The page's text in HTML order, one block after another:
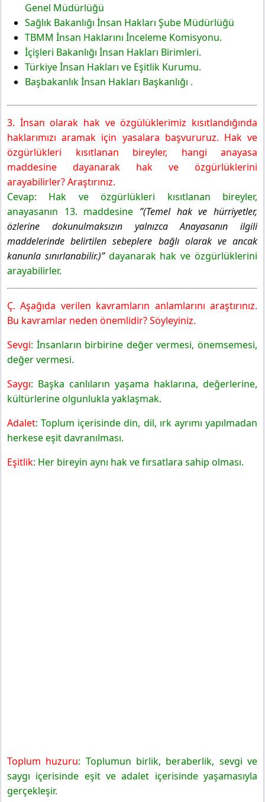
Genel Müdürlüğü
Sağlık Bakanlığı İnsan Hakları Şube Müdürlüğü
TBMM İnsan Haklarını İnceleme Komisyonu.
İçişleri Bakanlığı İnsan Hakları Birimleri.
Türkiye İnsan Hakları ve Eşitlik Kurumu.
Başbakanlık İnsan Hakları Başkanlığı .
3. İnsan olarak hak ve özgülüklerimiz kısıtlandığında
haklarımızı aramak için yasalara başvururuz. Hak ve
özgürlükleri kısıtlanan bireyler, hangi anayasa
maddesine dayanarak hak ve özgürlüklerini
arayabilirler? Araştırınız.
Cevap: Hak ve özgürlükleri kısıtlanan bireyler,
anayasanın 13. maddesine ”(Temel hak ve hürriyetler,
özlerine dokunulmaksızın yalnızca Anayasanın ilgili
maddelerinde belirtilen sebeplere bağlı olarak ve ancak
kanunla sınırlanabilir.)” dayanarak hak ve özgürlüklerini
arayabilirler.
Ç. Aşağıda verilen kavramların anlamlarını araştırınız.
Bu kavramlar neden önemlidir? Söyleyiniz.
Sevgi: İnsanların birbirine değer vermesi, önemsemesi,
değer vermesi.
Saygı: Başka canlıların yaşama haklarına, değerlerine,
kültürlerine olgunlukla yaklaşmak.
Adalet: Toplum içerisinde din, dil, ırk ayrımı yapılmadan
herkese eşit davranılması.
Eşitlik: Her bireyin aynı hak ve fırsatlara sahip olması.
Toplum huzuru: Toplumun birlik, beraberlik, sevgi ve
saygı içerisinde eşit ve adalet içerisinde yaşamasıyla
gerçekleşir.